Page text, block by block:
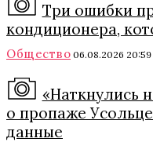
Три ошибки
кондиционера,
Общество 06.08.2026 20:59
«Наткнулись
о пропаже
данные